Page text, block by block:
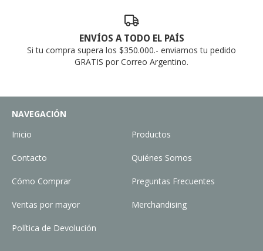
ENVÍOS A TODO EL PAÍS
Si tu compra supera los $350.000.- enviamos tu pedido
GRATIS por Correo Argentino.
NAVEGACIÓN
Inicio
Productos
Contacto Quiénes Somos
Cómo Comprar Preguntas Frecuentes
Ventas por mayor Merchandising
Política de Devolución